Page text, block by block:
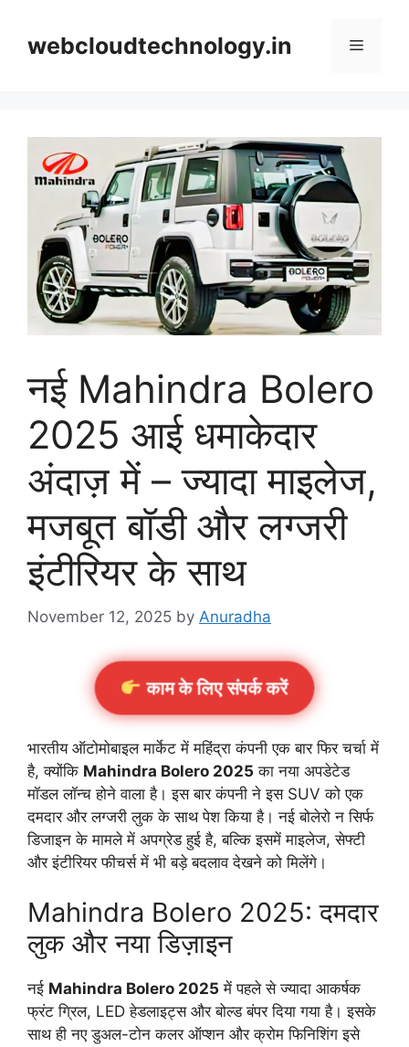
contentwebcloudtechnology.in Menu
नई Mahindra Bolero
2025 आई धमाकेदार
अंदाज़ में – ज्यादा माइलेज,
मजबूत बॉडी और लग्जरी
इंटीरियर के साथ
November 12, 2025 by Anuradha
काम के लिए संपर्क करें
भारतीय ऑटोमोबाइल मार्केट में महिंद्रा कंपनी एक बार फिर चर्चा में
है, क्योंकि Mahindra Bolero 2025 का नया अपडेटेड
मॉडल लॉन्च होने वाला है। इस बार कंपनी ने इस SUV को एक
दमदार और लग्जरी लुक के साथ पेश किया है। नई बोलेरो न सिर्फ
डिजाइन के मामले में अपग्रेड हुई है, बल्कि इसमें माइलेज, सेफ्टी
और इंटीरियर फीचर्स में भी बड़े बदलाव देखने को मिलेंगे।
Mahindra Bolero 2025: दमदार
लुक और नया डिज़ाइन
नई Mahindra Bolero 2025 में पहले से ज्यादा आकर्षक
फ्रंट ग्रिल, LED हेडलाइट्स और बोल्ड बंपर दिया गया है। इसके
साथ ही नए डुअल-टोन कलर ऑप्शन और क्रोम फिनिशिंग इसे